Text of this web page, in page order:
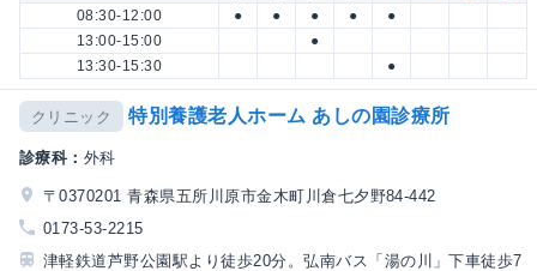
08:30-12:00
● ● ● ●
●
13:00-15:00
●
13:30-15:30
●
クリニック 特別養護老人ホーム あしの園診療所
診療科： 外科
〒0370201 青森県五所川原市金木町川倉七夕野84-442
0173-53-2215
津軽鉄道芦野公園駅より徒歩20分。弘南バス「湯の川」下車徒歩7